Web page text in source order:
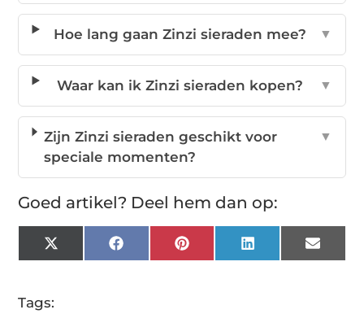
Hoe lang gaan Zinzi sieraden mee? ▼
Waar kan ik Zinzi sieraden kopen? ▼
Zijn Zinzi sieraden geschikt voor
speciale momenten?
▼
Goed artikel? Deel hem dan op:
X
(Twitter)
FacebookPinterest LinkedIn Email
Tags: